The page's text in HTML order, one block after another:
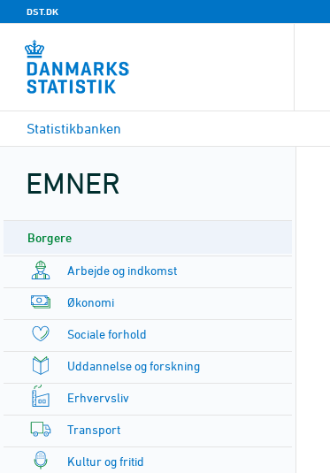
DST.DK
Statistikbanken
EMNER
Borgere
Arbejde og indkomst
Økonomi
Sociale forhold
Uddannelse og forskning
Erhvervsliv
Transport
Kultur og fritid